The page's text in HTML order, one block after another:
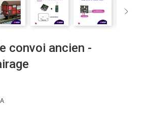
convoi ancien -